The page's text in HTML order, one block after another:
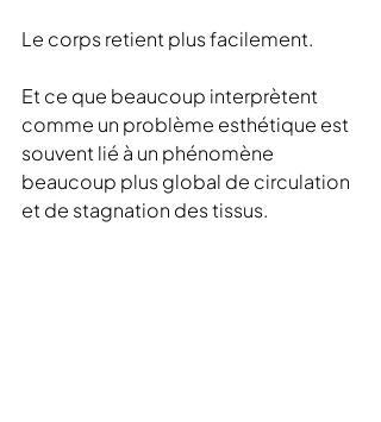
Le corps retient plus facilement.
Et ce que beaucoup interprètent
comme un problème esthétique est
souvent lié à un phénomène
beaucoup plus global de circulation
et de stagnation des tissus.